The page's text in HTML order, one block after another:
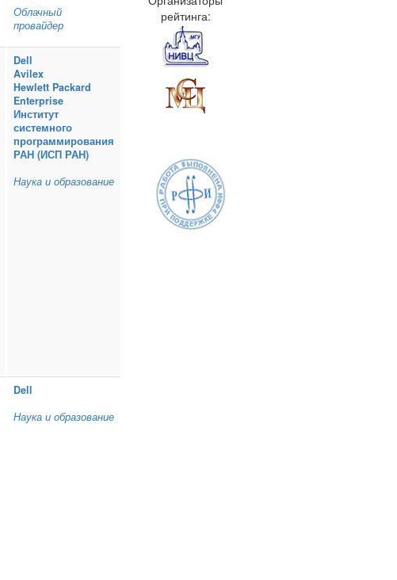
Облачный
провайдер
Dell
Avilex
Hewlett Packard
Enterprise
Институт
системного
программирования
РАН (ИСП РАН)
Наука и образование
Dell
Наука и образование
рейтинга: